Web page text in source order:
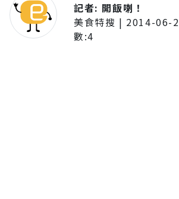
記者: 開飯喇！
美食特搜 | 2014-06-
數:4